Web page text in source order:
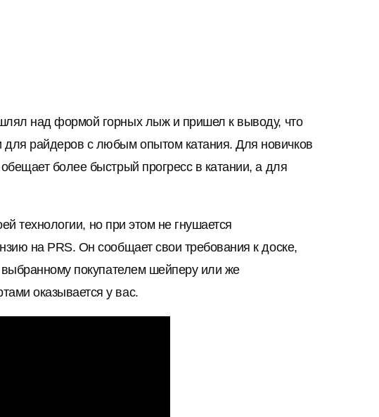
над формой горных лыж и пришел к выводу, что
райдеров с любым опытом катания. Для новичков
более быстрый прогресс в катании, а для
технологии, но при этом не гнушается
на PRS. Он сообщает свои требования к доске,
покупателем шейперу или же
оказывается у вас.